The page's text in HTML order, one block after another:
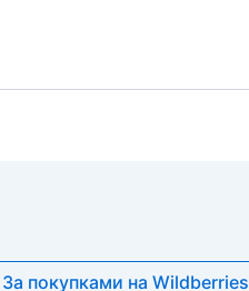
За покупками на Wildberries